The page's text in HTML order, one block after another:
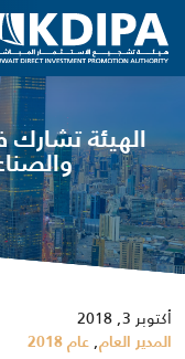
الهيئة تشارك
أكتوبر 3, 2018
المدير العام, عام 2018